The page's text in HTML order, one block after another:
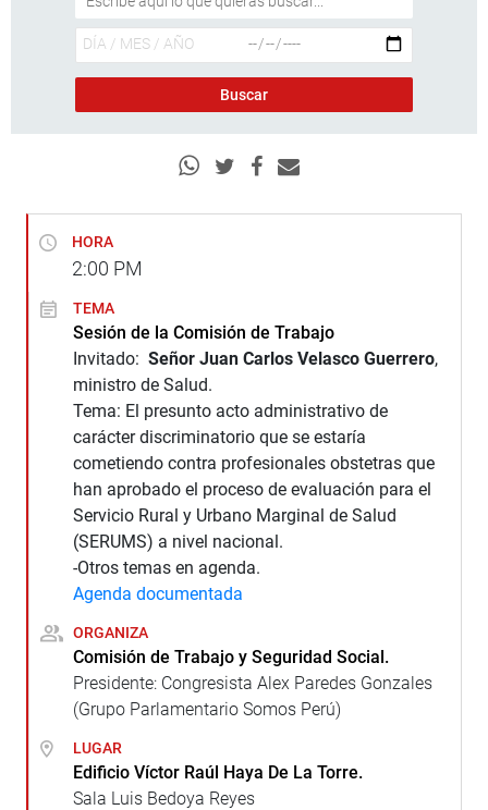
HORA
2:00 PM
TEMA
Sesión de la Comisión de Trabajo
Invitado: Señor Juan Carlos Velasco Guerrero,
ministro de Salud.
Tema: El presunto acto administrativo de
carácter discriminatorio que se estaría
cometiendo contra profesionales obstetras que
han aprobado el proceso de evaluación para el
Servicio Rural y Urbano Marginal de Salud
(SERUMS) a nivel nacional.
-Otros temas en agenda.
Agenda documentada
ORGANIZA
Comisión de Trabajo y Seguridad Social.
Presidente: Congresista Alex Paredes Gonzales
(Grupo Parlamentario Somos Perú)
LUGAR
Edificio Víctor Raúl Haya De La Torre.
Sala Luis Bedoya Reyes